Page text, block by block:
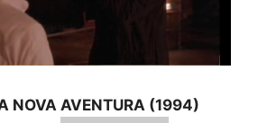
NOVA AVENTURA (1994)